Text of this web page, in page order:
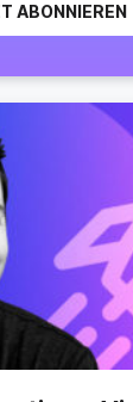
ABONNIEREN